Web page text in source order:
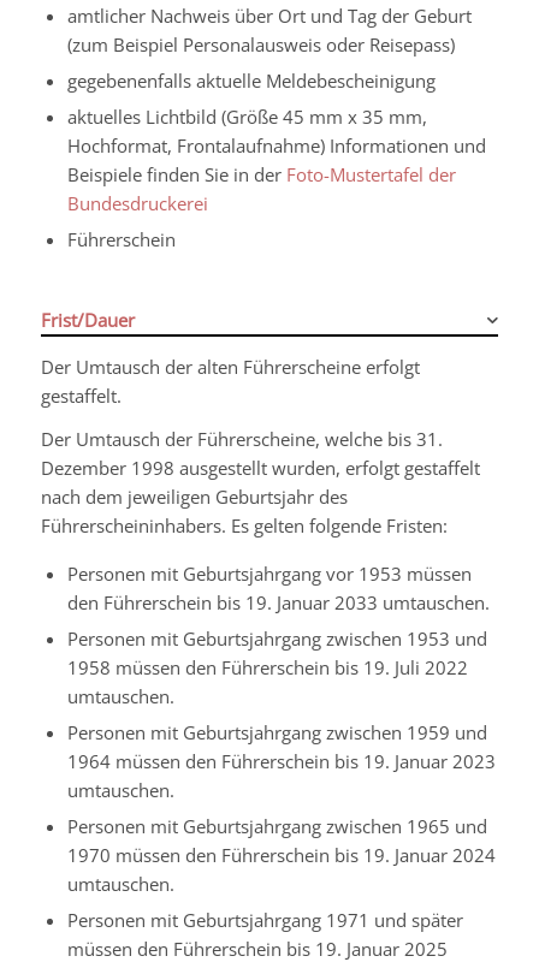
amtlicher Nachweis über Ort und Tag der Geburt
(zum Beispiel Personalausweis oder Reisepass)
gegebenenfalls aktuelle Meldebescheinigung
aktuelles Lichtbild (Größe 45 mm x 35 mm,
Hochformat, Frontalaufnahme) Informationen und
Beispiele finden Sie in der Foto-Mustertafel der
Bundesdruckerei
Führerschein
Frist/Dauer
Der Umtausch der alten Führerscheine erfolgt
gestaffelt.
Der Umtausch der Führerscheine, welche bis 31.
Dezember 1998 ausgestellt wurden, erfolgt gestaffelt
nach dem jeweiligen Geburtsjahr des
Führerscheininhabers. Es gelten folgende Fristen:
Personen mit Geburtsjahrgang vor 1953 müssen
den Führerschein bis 19. Januar 2033 umtauschen.
Personen mit Geburtsjahrgang zwischen 1953 und
1958 müssen den Führerschein bis 19. Juli 2022
umtauschen.
Personen mit Geburtsjahrgang zwischen 1959 und
1964 müssen den Führerschein bis 19. Januar 2023
umtauschen.
Personen mit Geburtsjahrgang zwischen 1965 und
1970 müssen den Führerschein bis 19. Januar 2024
umtauschen.
Personen mit Geburtsjahrgang 1971 und später
müssen den Führerschein bis 19. Januar 2025